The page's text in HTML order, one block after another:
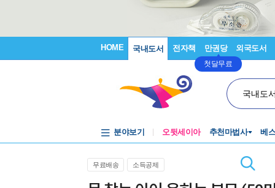
HOME 국내도서 전자책 만권당
첫달무료
외국도서
국내도
분야보기 오뒷세이아 추천마법사 베
무료배송 소득공제